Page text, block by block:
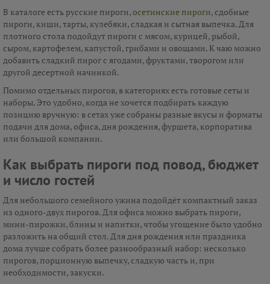
В каталоге есть русские пироги,осетинские пироги, сдобные
пироги, киши, тарты, кулебяки, сладкая и сытная выпечка. Для
плотного стола подойдут пироги с мясом, курицей, рыбой,
сыром, картофелем, капустой, грибами и овощами. К чаю можно
добавить сладкий пирог с ягодами, фруктами, творогом или
другой десертной начинкой.
Помимо отдельных пирогов, в категориях есть готовые сеты и
наборы. Это удобно, когда не хочется подбирать каждую
позицию вручную: в сетах уже собраны разные вкусы и форматы
подачи для дома, офиса, дня рождения, фуршета, корпоратива
или большой компании.
Как выбрать пироги под повод, бюджет
и число гостей
Для небольшого семейного ужина подойдёт компактный заказ
из одного-двух пирогов. Для офиса можно выбрать пироги,
мини-пирожки, блины и напитки, чтобы угощение было удобно
разложить на общий стол. Для дня рождения или праздника
дома лучше собрать более разнообразный набор: несколько
пирогов, порционную выпечку, сладкую часть и, при
необходимости, закуски.